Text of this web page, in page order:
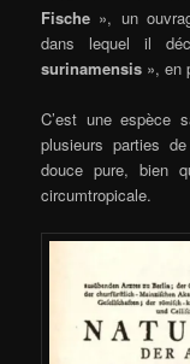
Fische », un
dans lequel il
surinamensis », en
C’est une espèce
plusieurs parties
douce pure, bien
circumtropicale.